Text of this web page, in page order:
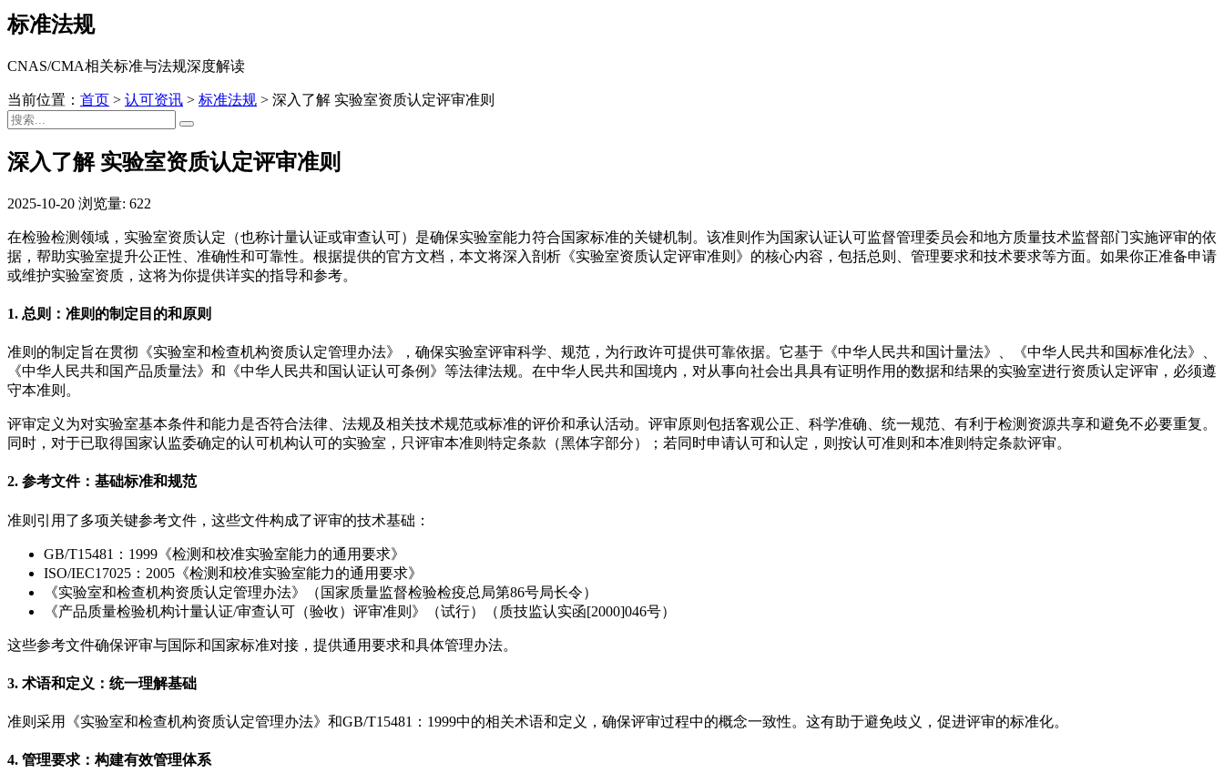
标准法规
CNAS/CMA相关标准与法规深度解读
当前位置： 首页 > 认可资讯 > 标准法规 > 深入了解 实验室资质认定评审准则
深入了解 实验室资质认定评审准则
2025-10-20 浏览量: 622
在检验检测领域，实验室资质认定（也称计量认证或审查认可）是确保实验室能力符合国家标准的关键机制。该准则作为国家认证认可监督管理委员会和地方质量技术监督部门实施评审的依
据，帮助实验室提升公正性、准确性和可靠性。根据提供的官方文档，本文将深入剖析《实验室资质认定评审准则》的核心内容，包括总则、管理要求和技术要求等方面。如果你正准备申请
或维护实验室资质，这将为你提供详实的指导和参考。
1. 总则：准则的制定目的和原则
准则的制定旨在贯彻《实验室和检查机构资质认定管理办法》，确保实验室评审科学、规范，为行政许可提供可靠依据。它基于《中华人民共和国计量法》、《中华人民共和国标准化法》、
《中华人民共和国产品质量法》和《中华人民共和国认证认可条例》等法律法规。在中华人民共和国境内，对从事向社会出具具有证明作用的数据和结果的实验室进行资质认定评审，必须遵
守本准则。
评审定义为对实验室基本条件和能力是否符合法律、法规及相关技术规范或标准的评价和承认活动。评审原则包括客观公正、科学准确、统一规范、有利于检测资源共享和避免不必要重复。
同时，对于已取得国家认监委确定的认可机构认可的实验室，只评审本准则特定条款（黑体字部分）；若同时申请认可和认定，则按认可准则和本准则特定条款评审。
2. 参考文件：基础标准和规范
准则引用了多项关键参考文件，这些文件构成了评审的技术基础：
GB/T15481：1999《检测和校准实验室能力的通用要求》
ISO/IEC17025：2005《检测和校准实验室能力的通用要求》
《实验室和检查机构资质认定管理办法》（国家质量监督检验检疫总局第86号局长令）
《产品质量检验机构计量认证/审查认可（验收）评审准则》（试行）（质技监认实函[2000]046号）
这些参考文件确保评审与国际和国家标准对接，提供通用要求和具体管理办法。
3. 术语和定义：统一理解基础
准则采用《实验室和检查机构资质认定管理办法》和GB/T15481：1999中的相关术语和定义，确保评审过程中的概念一致性。这有助于避免歧义，促进评审的标准化。
4. 管理要求：构建有效管理体系